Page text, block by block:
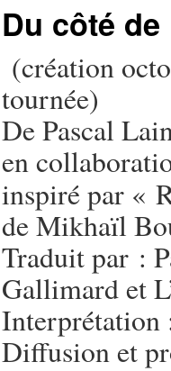
Du côté
(création
tournée)
De Pascal
en
inspiré par «
de Mikhaïl
Traduit par :
Gallimard et
Interprétation
Diffusion et